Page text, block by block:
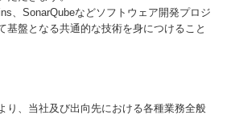
、SonarQubeなどソフトウェア開発プロジ
基盤となる共通的な技術を身につけること
り、当社及び出向先における各種業務全般